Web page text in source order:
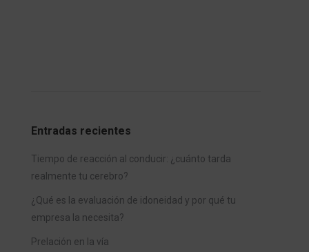
Entradas recientes
Tiempo de reacción al conducir: ¿cuánto tarda
realmente tu cerebro?
¿Qué es la evaluación de idoneidad y por qué tu
empresa la necesita?
Prelación en la vía